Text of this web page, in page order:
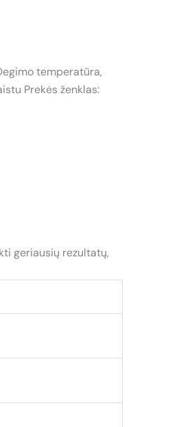
temperatūra,
Prekės ženklas:
geriausių rezultatų,